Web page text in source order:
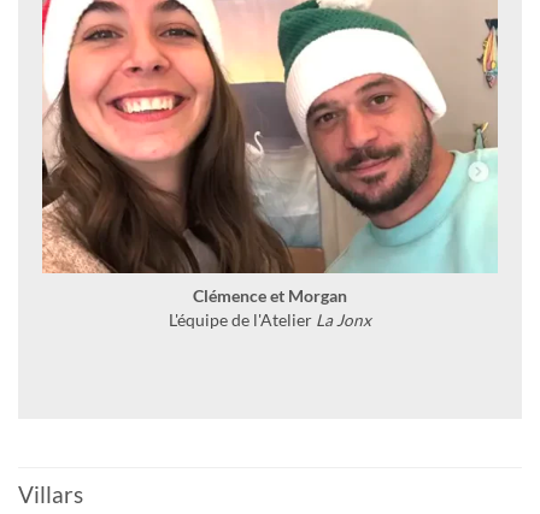
Clémence et Morgan
L'équipe de l'Atelier La Jonx
Villars